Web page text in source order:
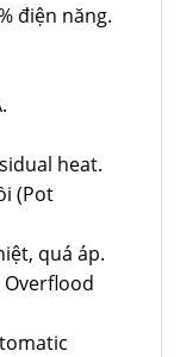
điện năng.
heat.
(Pot
quá áp.